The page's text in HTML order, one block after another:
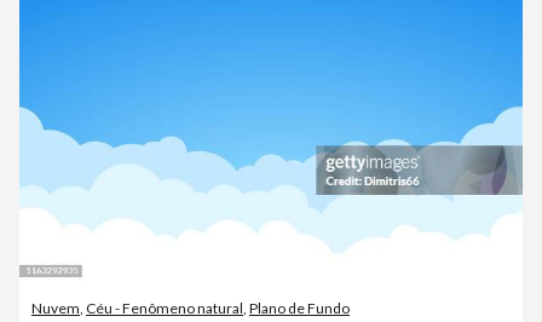
Nuvem Céu - Fenômeno natural Plano de Fundo